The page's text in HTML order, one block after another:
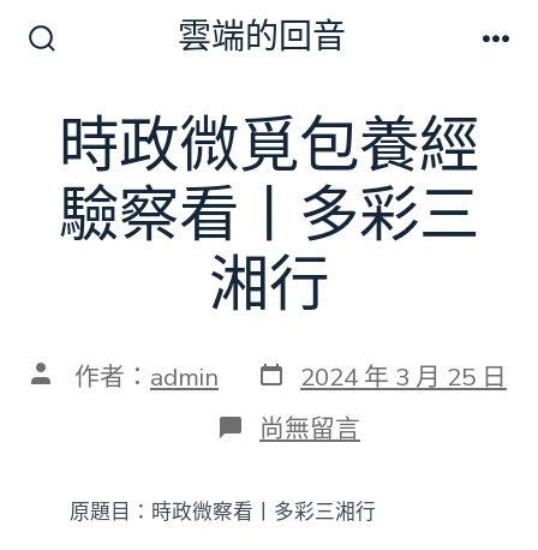
切
開
關
雲端的回音
時政微覓包養經
驗察看丨多彩三
湘行
文 作者： admin 發
表
日
期
2024 年 3 月 25 日
在
〈時
微
覓
尚無留言
原題目：時政微察看丨多彩三湘行